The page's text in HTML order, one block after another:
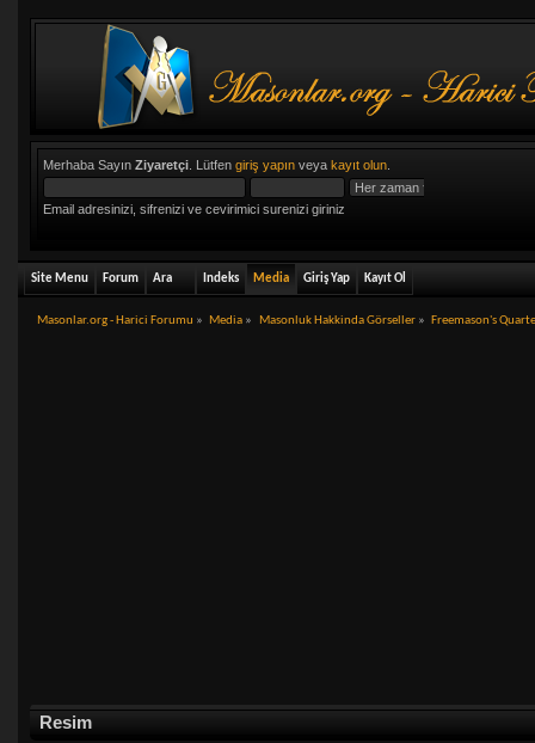
Merhaba Sayın Ziyaretçi. Lütfen giriş yapınveya kayıt olun.
Email adresinizi, sifrenizi ve cevirimici surenizi giriniz
Site Menu Forum Ara Indeks Media Giriş Yap Kayıt Ol
Masonlar.org - Harici Forumu » Media » Masonluk Hakkinda Görseller» Freemason's
Resim